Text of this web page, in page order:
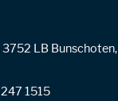
3752 LB Bunschoten,
1515